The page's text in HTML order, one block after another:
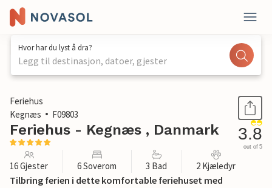
Hvor har du lyst å dra?
Legg til destinasjon, datoer, gjester
1 / 34
Feriehus
Kegnæs
F09803
Feriehus - Kegnæs , Danmark 3.8
out of 5
16 Gjester 6 Soverom 3 Bad 2 Kjæledyr
Tilbring ferien i dette komfortable feriehuset med